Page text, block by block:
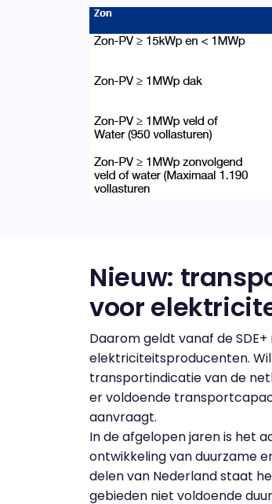
Nieuw:
voor
Daarom geldt vanaf de
elektriciteitsproducenten.
transportindicatie van de
er voldoende
aanvraagt.
In de afgelopen jaren is het
ontwikkeling van duurzame
delen van Nederland staat
gebieden niet voldoende